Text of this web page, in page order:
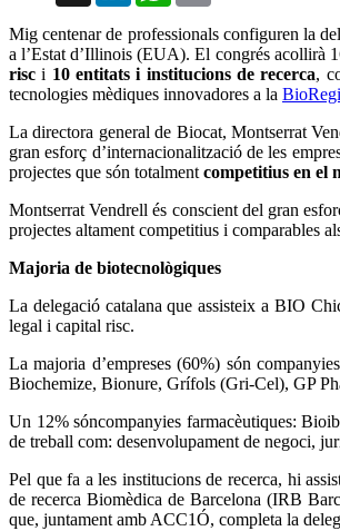
Mig centenar de professionals configuren la
a l’Estat d’Illinois (EUA). El congrés acollirà
risci 10 entitats i institucions de recerca,
tecnologies mèdiques innovadores a la
La directora general de Biocat, Montserrat
gran esforç d’internacionalització de les
projectes que són totalmentcompetitius en el
Montserrat Vendrell és conscient del gran
projectes altament competitius i comparables
Majoria de biotecnològiques
La delegació catalana que assisteix a BIO
legal i capital risc.
La majoria d’empreses (60%) són
Biochemize, Bionure, Grífols (Gri-Cel), GP
Un 12% sóncompanyies farmacèutiques:
de treball com: desenvolupament de negoci,
Pel que fa a les institucions de recerca, hi
de recerca Biomèdica de Barcelona (IRB
que, juntament amb ACC1Ó, completa la